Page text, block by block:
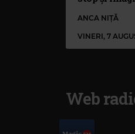
ANCA NIȚĂ
VINERI, 7
Web